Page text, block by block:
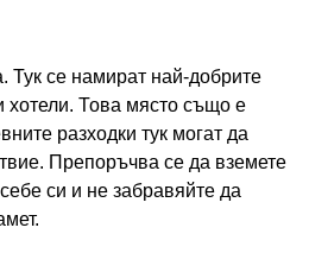
Тук се намират най-добрите
хотели. Това място също е
разходки тук могат да
Препоръчва се да вземете
си и не забравяйте да